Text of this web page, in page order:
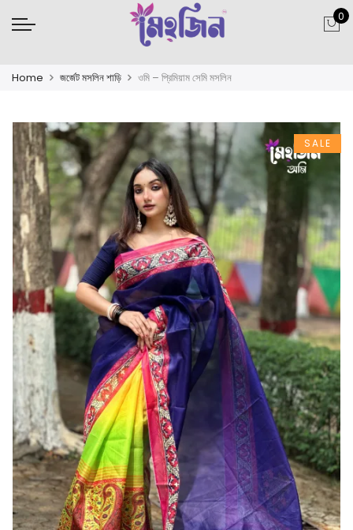
0
Home জর্জেট মসলিন শাড়ি ওমি – প্রিমিয়াম সেমি মসলিন
SALE